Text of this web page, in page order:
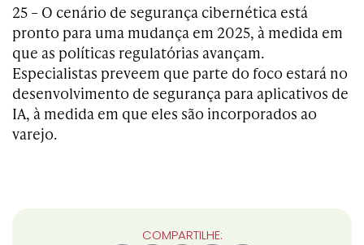
25 – O cenário de segurança cibernética está
pronto para uma mudança em 2025, à medida em
que as políticas regulatórias avançam.
Especialistas preveem que parte do foco estará no
desenvolvimento de segurança para aplicativos de
IA, à medida em que eles são incorporados ao
varejo.
COMPARTILHE: